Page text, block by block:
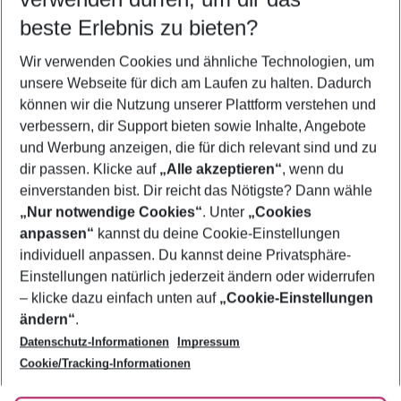
5-8 Nächte
2 Erwachsene Keine Kinder
Mehr Filter anzeigen
Footer
Footer navigation
Über uns
AGB
Bestpreisgarantie
Cookie-Einstellungen ändern
Cookie-Richtlinie
Agenturbetreuung
Barrierefreies Reisen
Folge uns
beste Erlebnis zu bieten?
Wir verwenden Cookies und ähnliche Technologien, um
unsere Webseite für dich am Laufen zu halten. Dadurch
können wir die Nutzung unserer Plattform verstehen und
verbessern, dir Support bieten sowie Inhalte, Angebote
und Werbung anzeigen, die für dich relevant sind und zu
dir passen. Klicke auf „Alle akzeptieren“, wenn du
einverstanden bist. Dir reicht das Nötigste? Dann wähle
„Nur notwendige Cookies“. Unter „Cookies
anpassen“ kannst du deine Cookie-Einstellungen
individuell anpassen. Du kannst deine Privatsphäre-
Einstellungen natürlich jederzeit ändern oder widerrufen
– klicke dazu einfach unten auf „Cookie-Einstellungen
ändern“.
Datenschutz-Informationen
Impressum
Cookie/Tracking-Informationen